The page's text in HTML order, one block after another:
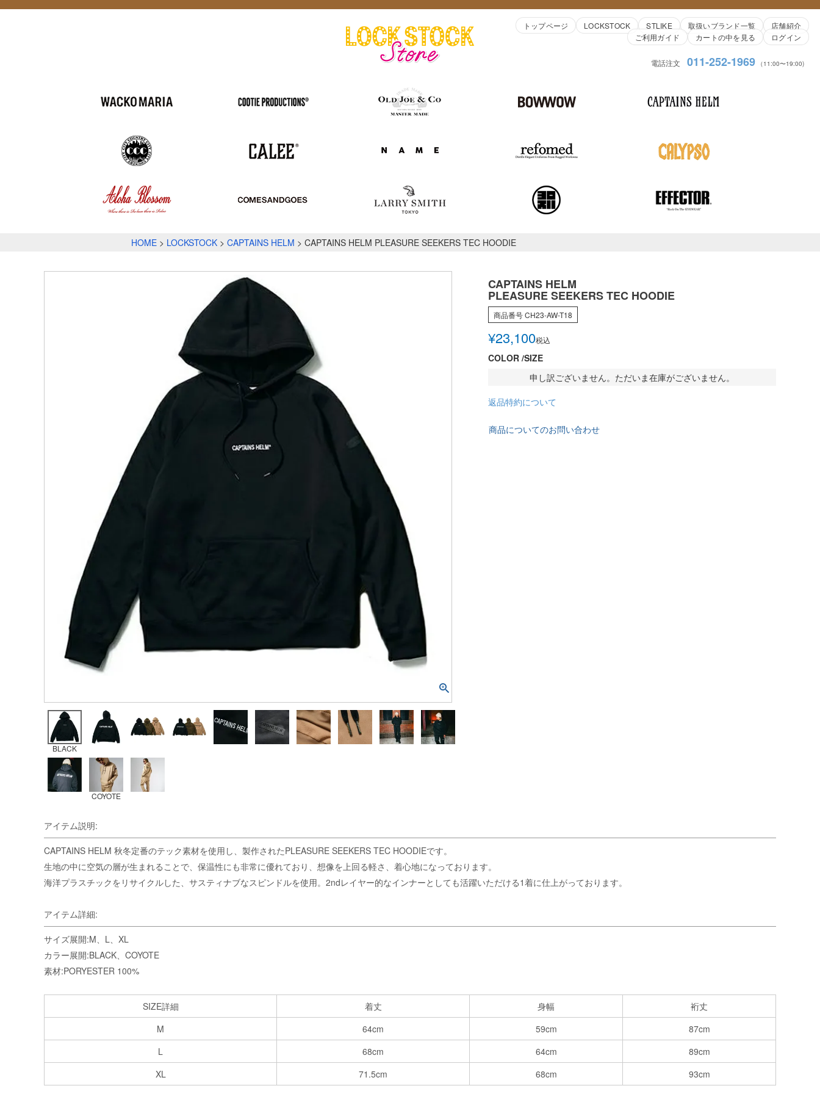
トップページ LOCKSTOCK STLIKE 取扱いブランド一覧
店舗紹介
ご利用ガイド
カートの中を見る ログイン
電話注文 011-252-1969 （11:00〜19:00)
HOME LOCKSTOCK CAPTAINS HELM CAPTAINS HELM PLEASURE SEEKERS TEC HOODIE
BLACK
COYOTE
CAPTAINS HELM
PLEASURE SEEKERS TEC HOODIE
商品番号CH23-AW-T18
¥23,100税込
COLOR SIZE
申し訳ございません。ただいま在庫がございません。
返品特約について
商品についてのお問い合わせ
アイテム説明:
CAPTAINS HELM 秋冬定番のテック素材を使用し、製作されたPLEASURE SEEKERS TEC HOODIEです。
生地の中に空気の層が生まれることで、保温性にも非常に優れており、想像を上回る軽さ、着心地になっております。
海洋プラスチックをリサイクルした、サスティナブなスピンドルを使用。2ndレイヤー的なインナーとしても活躍いただける1着に仕上がっております。
アイテム詳細:
サイズ展開:M、L、XL
カラー展開:BLACK、COYOTE
素材:PORYESTER 100%
SIZE詳細 着丈 身幅
裄丈
M
64cm 59cm
87cm
L
68cm 64cm
89cm
XL
71.5cm 68cm 93cm